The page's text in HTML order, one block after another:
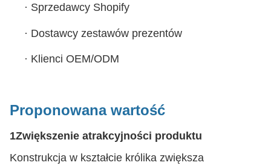
· Sprzedawcy Shopify
· Dostawcy zestawów prezentów
· Klienci OEM/ODM
Proponowana wartość
1Zwiększenie atrakcyjności produktu
Konstrukcja w kształcie królika zwiększa